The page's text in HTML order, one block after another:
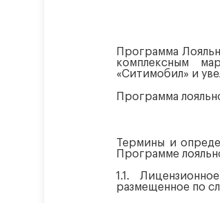
Программа
комплексным
«Ситимобил» и
Программа
Термины и
Программе
1.1.
размещенное по